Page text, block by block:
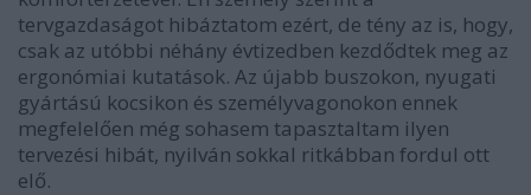
tervgazdaságot hibáztatom ezért, de tény az is, hogy,
csak az utóbbi néhány évtizedben kezdődtek meg az
ergonómiai kutatások. Az újabb buszokon, nyugati
gyártású kocsikon és személyvagonokon ennek
megfelelően még sohasem tapasztaltam ilyen
tervezési hibát, nyilván sokkal ritkábban fordul ott
elő.